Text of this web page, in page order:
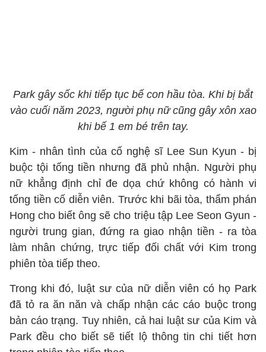
Park gây sốc khi tiếp tục bế con hầu tòa. Khi bị bắt
vào cuối năm 2023, người phụ nữ cũng gây xôn xao
khi bế 1 em bé trên tay.
Kim - nhân tình của cố nghệ sĩ Lee Sun Kyun - bị
buộc tội tống tiền nhưng đã phủ nhận. Người phụ
nữ khẳng định chỉ đe dọa chứ không có hành vi
tống tiền cố diễn viên. Trước khi bãi tòa, thẩm phán
Hong cho biết ông sẽ cho triệu tập Lee Seon Gyun -
người trung gian, đứng ra giao nhận tiền - ra tòa
làm nhân chứng, trực tiếp đối chất với Kim trong
phiên tòa tiếp theo.
Trong khi đó, luật sư của nữ diễn viên có họ Park
đã tỏ ra ăn năn và chấp nhận các cáo buộc trong
bản cáo trạng. Tuy nhiên, cả hai luật sư của Kim và
Park đều cho biết sẽ tiết lộ thông tin chi tiết hơn